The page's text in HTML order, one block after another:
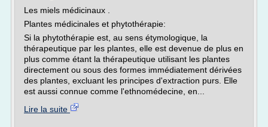
Les miels médicinaux .
Plantes médicinales et phytothérapie:
Si la phytothérapie est, au sens étymologique, la
thérapeu­tique par les plantes, elle est devenue de plus en
plus comme étant la thérapeutique utilisant les plantes
directement ou sous des formes immédiatement dérivées
des plantes, excluant les principes d'extraction purs. Elle
est aussi connue comme l'ethnomédecine, en...
Lire la suite